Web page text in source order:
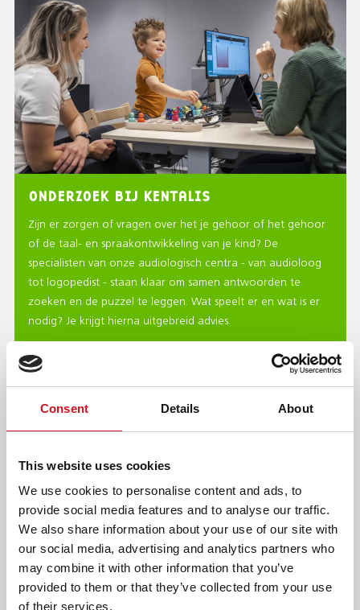
Consent Details About
This website uses cookies
We use cookies to personalise content and ads, to
provide social media features and to analyse our traffic.
We also share information about your use of our site with
our social media, advertising and analytics partners who
may combine it with other information that you’ve
provided to them or that they’ve collected from your use
of their services.
ONDERZOEK BIJ KENTALIS
Zijn er zorgen of vragen over het je gehoor of het gehoor
of de taal- en spraakontwikkeling van je kind? De
specialisten van onze audiologisch centra - van audioloog
tot logopedist - staan klaar om samen antwoorden te
zoeken en de puzzel te leggen. Wat speelt er en wat is er
nodig? Je krijgt hierna uitgebreid advies.
ZORG BIJ KENTALIS